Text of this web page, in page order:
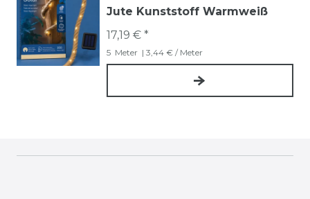
Jute Kunststoff Warmweiß
17,19 € *
5 Meter | 3,44 € / Meter